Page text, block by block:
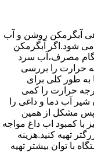
آبگرمکن روشن و آب
شود.اگر آبگرمکن
هنگام مصرف،آب سرد
حرارت را بررسی
به طور کلی برای
حرارت را کمی
آب دما و داغی را
مشکل از همین
با کمبود اب داغ مواجه
تهیه کنید.هزینه
با توان بیشتر تهیه